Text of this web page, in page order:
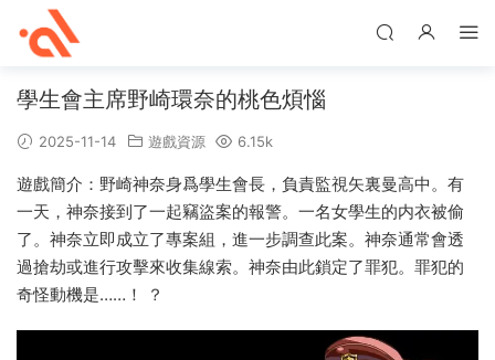
學生會主席野崎環奈的桃色煩惱
2025-11-14 遊戲資源 6.15k
遊戲簡介：野崎神奈身爲學生會長，負責監視矢裏曼高中。有
一天，神奈接到了一起竊盜案的報警。一名女學生的内衣被偷
了。神奈立即成立了專案組，進一步調查此案。神奈通常會透
過搶劫或進行攻擊來收集線索。神奈由此鎖定了罪犯。罪犯的
奇怪動機是……！ ？